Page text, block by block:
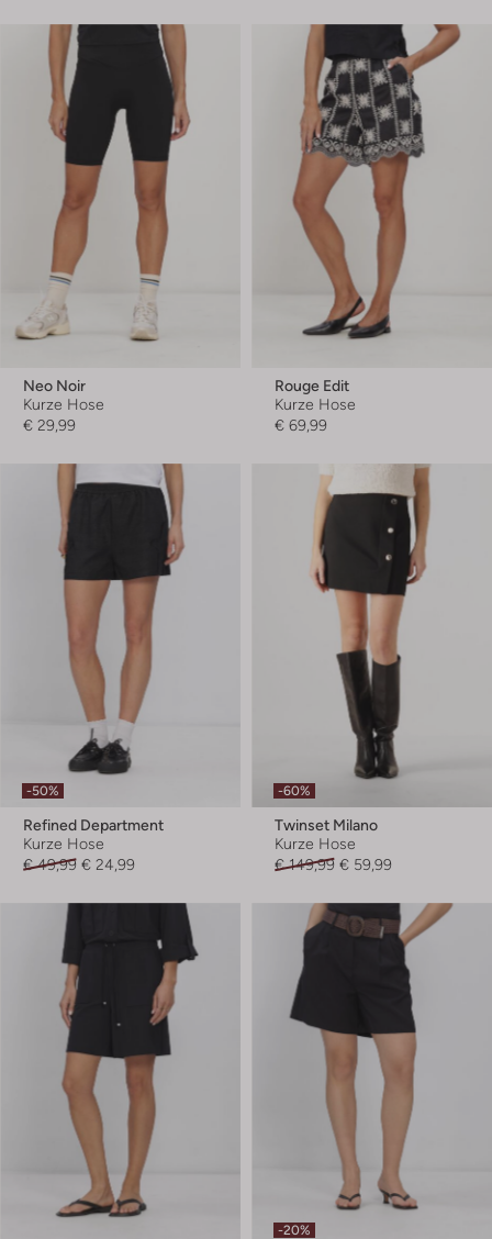
Neo Noir
Kurze Hose
€ 29,99
Rouge Edit
Kurze Hose
€ 69,99
-50%
Refined Department
Kurze Hose
€ 49,99 € 24,99
-60%
Twinset Milano
Kurze Hose
€ 149,99 € 59,99
-20%